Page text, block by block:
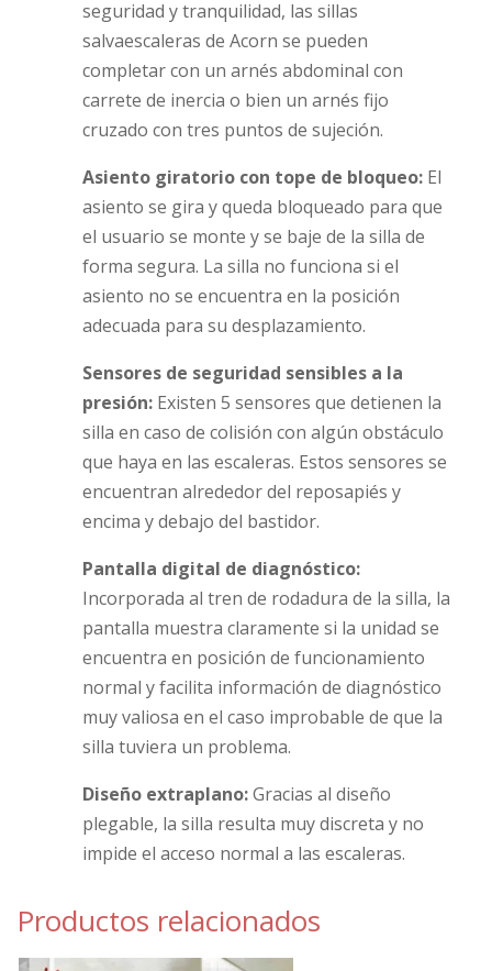
seguridad y tranquilidad, las sillas
salvaescaleras de Acorn se pueden
completar con un arnés abdominal con
carrete de inercia o bien un arnés fijo
cruzado con tres puntos de sujeción.
Asiento giratorio con tope de bloqueo: El
asiento se gira y queda bloqueado para que
el usuario se monte y se baje de la silla de
forma segura. La silla no funciona si el
asiento no se encuentra en la posición
adecuada para su desplazamiento.
Sensores de seguridad sensibles a la
presión: Existen 5 sensores que detienen la
silla en caso de colisión con algún obstáculo
que haya en las escaleras. Estos sensores se
encuentran alrededor del reposapiés y
encima y debajo del bastidor.
Pantalla digital de diagnóstico:
Incorporada al tren de rodadura de la silla, la
pantalla muestra claramente si la unidad se
encuentra en posición de funcionamiento
normal y facilita información de diagnóstico
muy valiosa en el caso improbable de que la
silla tuviera un problema.
Diseño extraplano:Gracias al diseño
plegable, la silla resulta muy discreta y no
impide el acceso normal a las escaleras.
Productos relacionados